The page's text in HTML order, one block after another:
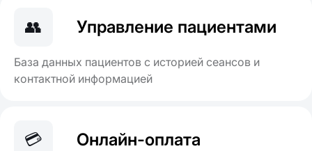
👥 Управление пациентами
База данных пациентов с историей сеансов и
контактной информацией
💳 Онлайн-оплата